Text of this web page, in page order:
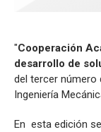
"Cooperación
desarrollo de
del tercer número
Ingeniería
En esta edición